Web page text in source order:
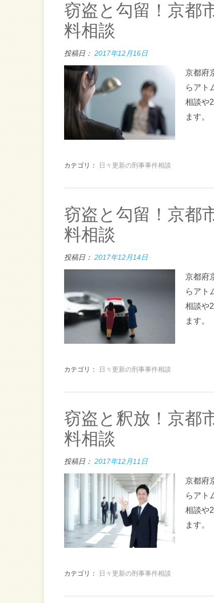
窃盗と勾留！京都
料相談
投稿日： 2017年12月16日
京都府
らアト
相談や
ます。
カテゴリ： 日々更新の刑事事件相談
窃盗と勾留！京都
料相談
投稿日： 2017年12月14日
京都府
らアト
相談や
ます。
カテゴリ： 日々更新の刑事事件相談
窃盗と釈放！京都
料相談
投稿日： 2017年12月11日
京都府
らアト
相談や
ます。
カテゴリ： 日々更新の刑事事件相談